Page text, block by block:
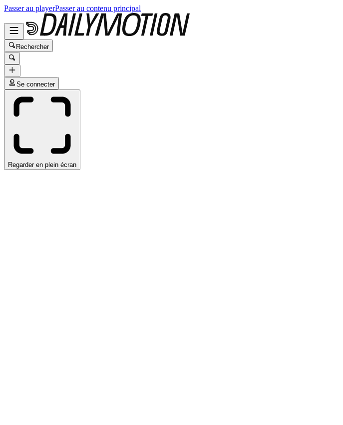
Passer au playerPasser au contenu principal
Rechercher
Se connecter
Regarder en plein écran